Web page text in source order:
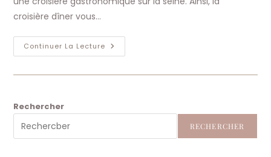
croisière dîner vous…
Continuer La Lecture Incroyable
Croisière
Sur
Don
Et
Rechercher
RECHERCHER